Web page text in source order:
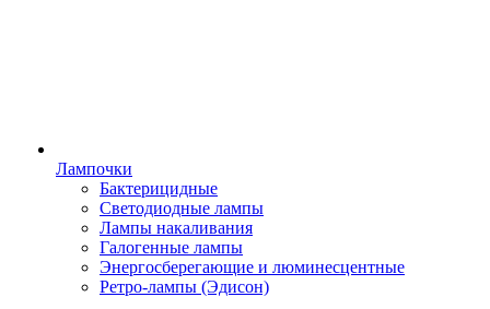
Лампочки
Бактерицидные
Светодиодные лампы
Лампы накаливания
Галогенные лампы
Энергосберегающие и люминесцентные
Ретро-лампы (Эдисон)